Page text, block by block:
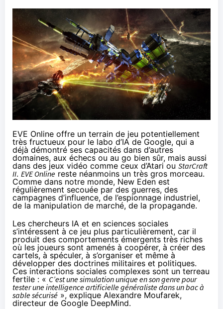
EVE Online offre un terrain de jeu potentiellement
très fructueux pour le labo d’IA de Google, qui a
déjà démontré ses capacités dans d’autres
domaines, aux échecs ou au go bien sûr, mais aussi
dans des jeux vidéo comme ceux d’Atari ou StarCraft
II. EVE Online reste néanmoins un très gros morceau.
Comme dans notre monde, New Eden est
régulièrement secouée par des guerres, des
campagnes d’influence, de l’espionnage industriel,
de la manipulation de marché, de la propagande.
Les chercheurs IA et en sciences sociales
s’intéressent à ce jeu plus particulièrement, car il
produit des comportements émergents très riches
où les joueurs sont amenés à coopérer, à créer des
cartels, à spéculer, à s’organiser et même à
développer des doctrines militaires et politiques.
Ces interactions sociales complexes sont un terreau
fertile : « C’est une simulation unique en son genre pour
tester une intelligence artificielle généraliste dans un bac à
sable sécurisé », explique Alexandre Moufarek,
directeur de Google DeepMind.